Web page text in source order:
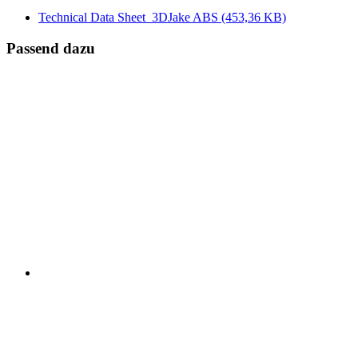
Technical Data Sheet_3DJake ABS (453,36 KB)
Passend dazu